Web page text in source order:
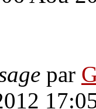
par